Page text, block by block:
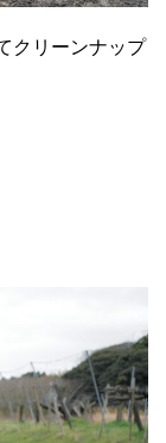
クリーンナップ